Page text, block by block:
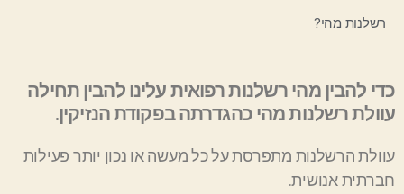
רשלנות מהי?
כדי להבין מהי רשלנות רפואית עלינו להבין תחילה
עוולת רשלנות מהי כהגדרתה בפקודתהנזיקין.
עוולת הרשלנות מתפרסת על כל מעשה או נכון יותר פעילות
חברתית אנושית.